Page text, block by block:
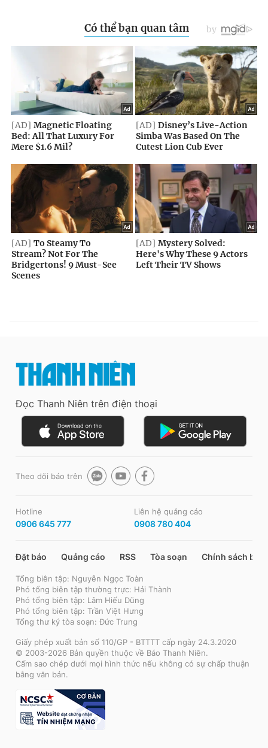
Đọc Thanh Niên trên điện thoại
Theo dõi báo trên
Hotline
0906 645 777
Liên hệ quảng cáo
0908 780 404
Đặt báo Quảng cáo RSS Tòa soạn Chính sách bảo
Tổng biên tập: Nguyễn Ngọc Toàn
Phó tổng biên tập thường trực: Hải Thành
Phó tổng biên tập: Lâm Hiếu Dũng
Phó tổng biên tập: Trần Việt Hưng
Tổng thư ký tòa soạn: Đức Trung
Giấy phép xuất bản số 110/GP - BTTTT cấp ngày 24.3.2020
© 2003-2026 Bản quyền thuộc về Báo Thanh Niên.
Cấm sao chép dưới mọi hình thức nếu không có sự chấp thuận
bằng văn bản.